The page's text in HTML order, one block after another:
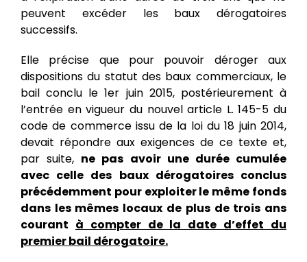
peuvent excéder les baux dérogatoires
successifs.
Elle précise que pour pouvoir déroger aux
dispositions du statut des baux commerciaux, le
bail conclu le 1er juin 2015, postérieurement à
l’entrée en vigueur du nouvel article L. 145-5 du
code de commerce issu de la loi du 18 juin 2014,
devait répondre aux exigences de ce texte et,
par suite, ne pas avoir une durée cumulée
avec celle des baux dérogatoires conclus
précédemment pour exploiter le même fonds
dans les mêmes locaux de plus de trois ans
courant à compter de la date d’effet du
premier bail dérogatoire.